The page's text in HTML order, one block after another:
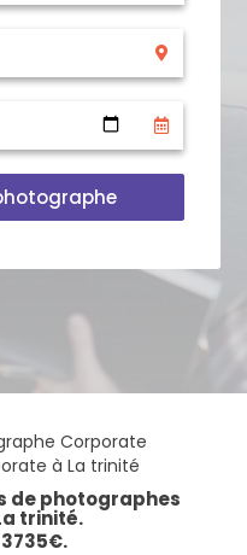
Corporate
à La trinité
de photographes
trinité.